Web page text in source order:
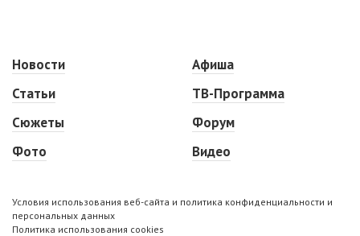
Новости
Статьи
Сюжеты
Фото
Афиша
ТВ-Программа
Форум
Видео
Условия использования веб-сайта и политика конфиденциальности и
персональных данных
Политика использования cookies